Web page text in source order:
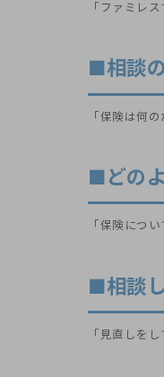
「ファミレ
■相談
「保険は何
■どの
「保険につ
■相談
「見直しを